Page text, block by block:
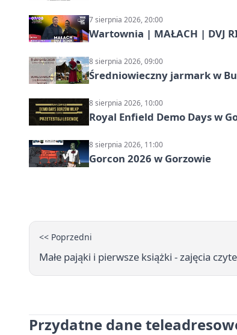
7 sierpnia 2026, 20:00
Wartownia | MAŁACH | DVJ
8 sierpnia 2026, 09:00
Średniowieczny jarmark w
8 sierpnia 2026, 10:00
Royal Enfield Demo Days w
8 sierpnia 2026, 11:00
Gorcon 2026 w Gorzowie
<< Poprzedni
Małe pająki i pierwsze książki - zajęcia
Przydatne dane